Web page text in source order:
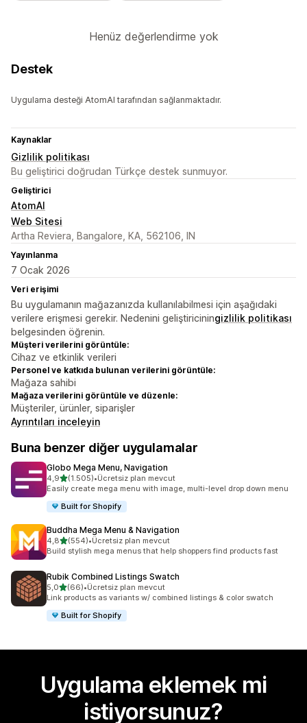
Henüz değerlendirme yok
Destek
Uygulama desteği AtomAI tarafından sağlanmaktadır.
Kaynaklar
Gizlilik politikası
Bu geliştirici doğrudan Türkçe destek sunmuyor.
Geliştirici
AtomAI
Web Sitesi
Artha Reviera, Bangalore, KA, 562106, IN
Yayınlanma
7 Ocak 2026
Veri erişimi
Bu uygulamanın mağazanızda kullanılabilmesi için aşağıdaki
verilere erişmesi gerekir. Nedenini geliştiriciningizlilik politikası
belgesinden öğrenin.
Müşteri verilerini görüntüle:
Cihaz ve etkinlik verileri
Personel ve katkıda bulunan verilerini görüntüle:
Mağaza sahibi
Mağaza verilerini görüntüle ve düzenle:
Müşteriler, ürünler, siparişler
Ayrıntıları inceleyin
Buna benzer diğer uygulamalar
Globo Mega Menu, Navigation
4,95 yıldız üzerinden
(1.505)
toplam 1505 değerlendirme
•Ücretsiz plan mevcut
Easily create mega menu with image, multi-level drop down menu
Built for Shopify
Buddha Mega Menu & Navigation
4,85 yıldız üzerinden
(554)
toplam 554 değerlendirme
•Ücretsiz plan mevcut
Build stylish mega menus that help shoppers find products fast
Rubik Combined Listings Swatch
5,05 yıldız üzerinden
(66)
toplam 66 değerlendirme
•Ücretsiz plan mevcut
Link products as variants w/ combined listings & color swatch
Built for Shopify
Uygulama eklemek mi
istiyorsunuz?